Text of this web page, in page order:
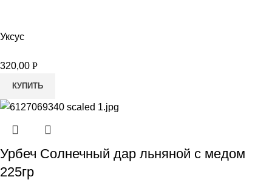
Уксус
320,00 Р
КУПИТЬ
Урбеч Солнечный дар льняной с медом
225гр